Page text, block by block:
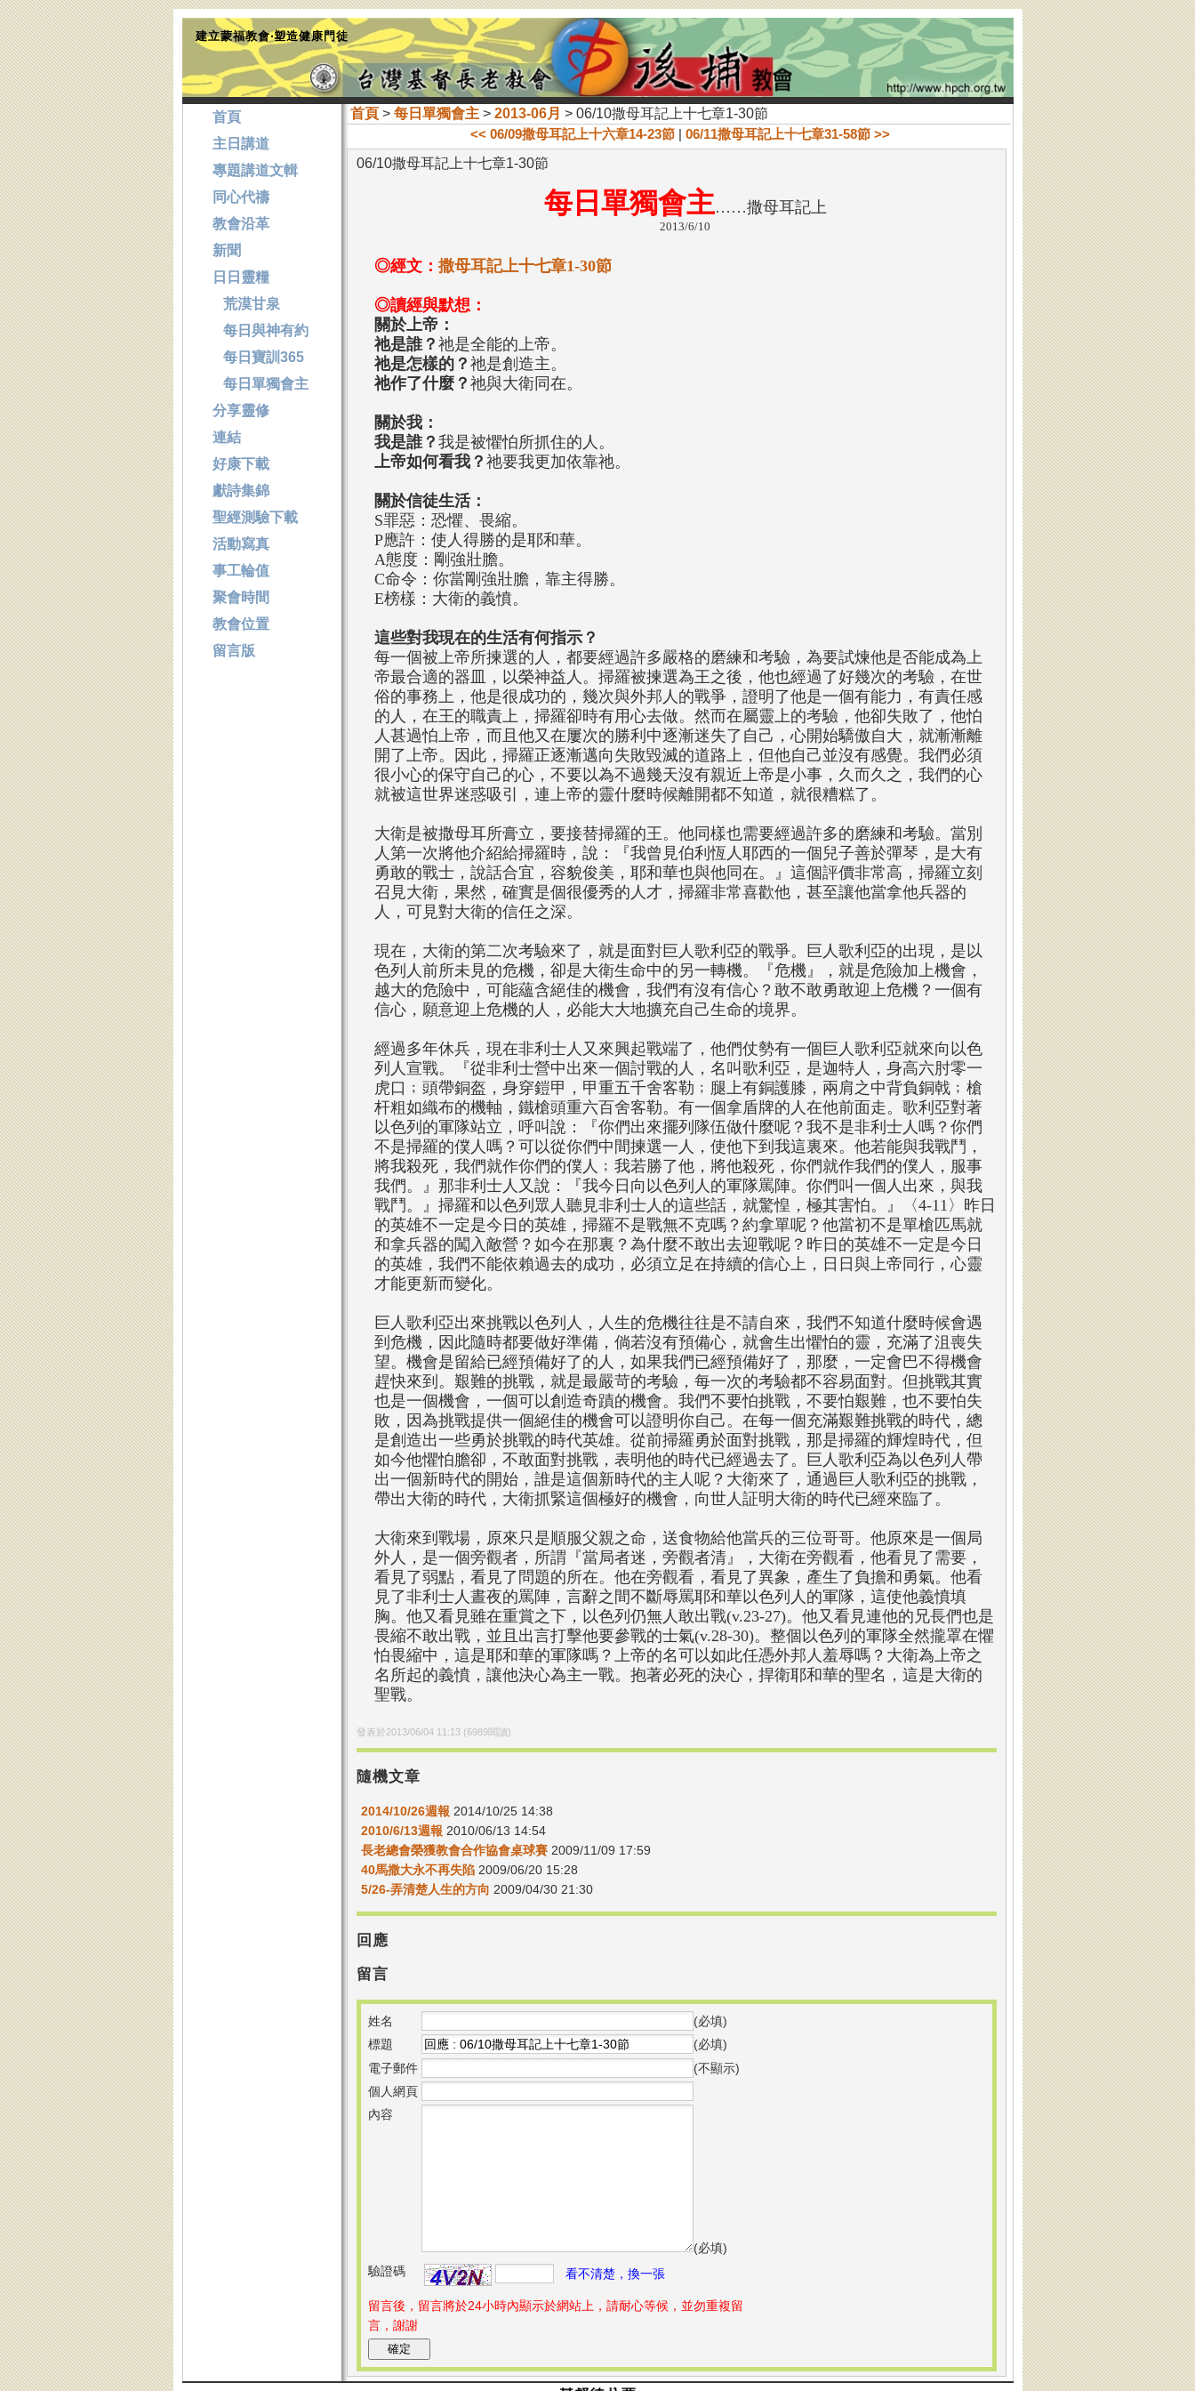
建立蒙福教會‧塑造健康門徒
首頁> 每日單獨會主> 2013-06月 > 06/10撒母耳記上十七章1-30節
<< 06/09撒母耳記上十六章14-23節 | 06/11撒母耳記上十七章31-58節 >>
06/10撒母耳記上十七章1-30節
每日單獨會主……撒母耳記上
2013/6/10
◎經文： 撒母耳記上十七章1-30節
◎讀經與默想：
關於上帝：
祂是誰？ 祂是全能的上帝。
祂是怎樣的？ 祂是創造主。
祂作了什麼？ 祂與大衛同在。
關於我：
我是誰？ 我是被懼怕所抓住的人。
上帝如何看我？ 祂要我更加依靠祂。
關於信徒生活：
S罪惡：恐懼、畏縮。
P應許：使人得勝的是耶和華。
A態度：剛強壯膽。
C命令：你當剛強壯膽，靠主得勝。
E榜樣：大衛的義憤。
這些對我現在的生活有何指示？
每一個被上帝所揀選的人，都要經過許多嚴格的磨練和考驗，為要試煉他是否能成為上
帝最合適的器皿，以榮神益人。掃羅被揀選為王之後，他也經過了好幾次的考驗，在世
俗的事務上，他是很成功的，幾次與外邦人的戰爭，證明了他是一個有能力，有責任感
的人，在王的職責上，掃羅卻時有用心去做。然而在屬靈上的考驗，他卻失敗了，他怕
人甚過怕上帝，而且他又在屢次的勝利中逐漸迷失了自己，心開始驕傲自大，就漸漸離
開了上帝。因此，掃羅正逐漸邁向失敗毀滅的道路上，但他自己並沒有感覺。我們必須
很小心的保守自己的心，不要以為不過幾天沒有親近上帝是小事，久而久之，我們的心
就被這世界迷惑吸引，連上帝的靈什麼時候離開都不知道，就很糟糕了。
大衛是被撒母耳所膏立，要接替掃羅的王。他同樣也需要經過許多的磨練和考驗。當別
人第一次將他介紹給掃羅時，說：『我曾見伯利恆人耶西的一個兒子善於彈琴，是大有
勇敢的戰士，說話合宜，容貌俊美，耶和華也與他同在。』這個評價非常高，掃羅立刻
召見大衛，果然，確實是個很優秀的人才，掃羅非常喜歡他，甚至讓他當拿他兵器的
人，可見對大衛的信任之深。
現在，大衛的第二次考驗來了，就是面對巨人歌利亞的戰爭。巨人歌利亞的出現，是以
色列人前所未見的危機，卻是大衛生命中的另一轉機。『危機』，就是危險加上機會，
越大的危險中，可能蘊含絕佳的機會，我們有沒有信心？敢不敢勇敢迎上危機？一個有
信心，願意迎上危機的人，必能大大地擴充自己生命的境界。
經過多年休兵，現在非利士人又來興起戰端了，他們仗勢有一個巨人歌利亞就來向以色
列人宣戰。『從非利士營中出來一個討戰的人，名叫歌利亞，是迦特人，身高六肘零一
虎口﹔頭帶銅盔，身穿鎧甲，甲重五千舍客勒﹔腿上有銅護膝，兩肩之中背負銅戟﹔槍
杆粗如織布的機軸，鐵槍頭重六百舍客勒。有一個拿盾牌的人在他前面走。歌利亞對著
以色列的軍隊站立，呼叫說：『你們出來擺列隊伍做什麼呢？我不是非利士人嗎？你們
不是掃羅的僕人嗎？可以從你們中間揀選一人，使他下到我這裏來。他若能與我戰鬥，
將我殺死，我們就作你們的僕人﹔我若勝了他，將他殺死，你們就作我們的僕人，服事
我們。』那非利士人又說：『我今日向以色列人的軍隊罵陣。你們叫一個人出來，與我
戰鬥。』掃羅和以色列眾人聽見非利士人的這些話，就驚惶，極其害怕。』〈4-11〉昨日
的英雄不一定是今日的英雄，掃羅不是戰無不克嗎？約拿單呢？他當初不是單槍匹馬就
和拿兵器的闖入敵營？如今在那裏？為什麼不敢出去迎戰呢？昨日的英雄不一定是今日
的英雄，我們不能依賴過去的成功，必須立足在持續的信心上，日日與上帝同行，心靈
才能更新而變化。
巨人歌利亞出來挑戰以色列人，人生的危機往往是不請自來，我們不知道什麼時候會遇
到危機，因此隨時都要做好準備，倘若沒有預備心，就會生出懼怕的靈，充滿了沮喪失
望。機會是留給已經預備好了的人，如果我們已經預備好了，那麼，一定會巴不得機會
趕快來到。艱難的挑戰，就是最嚴苛的考驗，每一次的考驗都不容易面對。但挑戰其實
也是一個機會，一個可以創造奇蹟的機會。我們不要怕挑戰，不要怕艱難，也不要怕失
敗，因為挑戰提供一個絕佳的機會可以證明你自己。在每一個充滿艱難挑戰的時代，總
是創造出一些勇於挑戰的時代英雄。從前掃羅勇於面對挑戰，那是掃羅的輝煌時代，但
如今他懼怕膽卻，不敢面對挑戰，表明他的時代已經過去了。巨人歌利亞為以色列人帶
出一個新時代的開始，誰是這個新時代的主人呢？大衛來了，通過巨人歌利亞的挑戰，
帶出大衛的時代，大衛抓緊這個極好的機會，向世人証明大衛的時代已經來臨了。
大衛來到戰場，原來只是順服父親之命，送食物給他當兵的三位哥哥。他原來是一個局
外人，是一個旁觀者，所謂『當局者迷，旁觀者清』，大衛在旁觀看，他看見了需要，
看見了弱點，看見了問題的所在。他在旁觀看，看見了異象，產生了負擔和勇氣。他看
見了非利士人晝夜的罵陣，言辭之間不斷辱罵耶和華以色列人的軍隊，這使他義憤填
胸。他又看見雖在重賞之下，以色列仍無人敢出戰(v.23-27)。他又看見連他的兄長們也是
畏縮不敢出戰，並且出言打擊他要參戰的士氣(v.28-30)。整個以色列的軍隊全然攏罩在懼
怕畏縮中，這是耶和華的軍隊嗎？上帝的名可以如此任憑外邦人羞辱嗎？大衛為上帝之
名所起的義憤，讓他決心為主一戰。抱著必死的決心，捍衛耶和華的聖名，這是大衛的
聖戰。
發表於2013/06/04 11:13(6989閱讀)
隨機文章
2014/10/26週報 2014/10/25 14:38
2010/6/13週報 2010/06/13 14:54
長老總會榮獲教會合作協會桌球賽2009/11/09 17:59
40馬撒大永不再失陷2009/06/20 15:28
5/26-弄清楚人生的方向 2009/04/30 21:30
回應
留言
姓名
(必填)
標題
(必填)
電子郵件
(不顯示)
個人網頁
內容
(必填)
驗證碼
看不清楚，換一張
留言後，留言將於24小時內顯示於網站上，請耐心等候，並勿重複留
言，謝謝
首頁
主日講道
專題講道文輯
同心代禱
教會沿革
新聞
日日靈糧
荒漠甘泉
每日與神有約
每日寶訓365
每日單獨會主
分享靈修
連結
好康下載
獻詩集錦
聖經測驗下載
活動寫真
事工輪值
聚會時間
教會位置
留言版